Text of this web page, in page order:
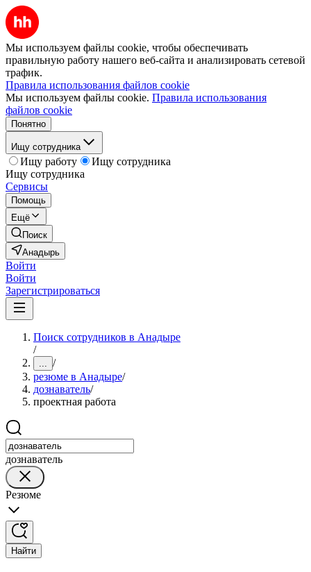
Мы используем файлы cookie, чтобы обеспечивать
правильную работу нашего веб-сайта и анализировать сетевой
трафик.
Правила использования файлов cookie
Мы используем файлы cookie. Правила использования
файлов cookie
Понятно
Ищу сотрудника
Ищу работу
Ищу сотрудника
Ищу сотрудника
Сервисы
Помощь
Ещё
Поиск
Анадырь
Войти
Войти
Зарегистрироваться
Поиск сотрудников в Анадыре
/
... /
резюме в Анадыре/
дознаватель/
проектная работа
дознаватель
Резюме
Найти